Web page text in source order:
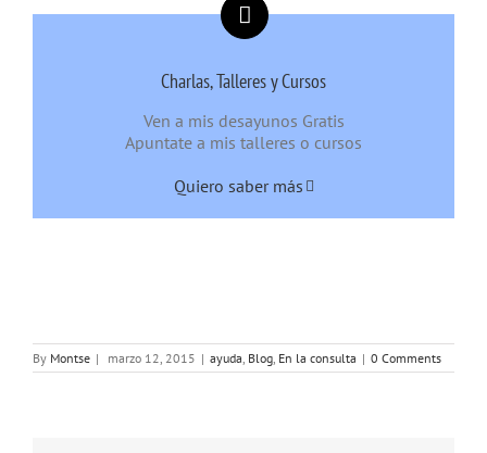
Charlas, Talleres y Cursos
Ven a mis desayunos Gratis
Apuntate a mis talleres o cursos
Quiero saber más
By Montse | marzo 12, 2015 | ayuda, Blog, En la consulta | 0 Comments